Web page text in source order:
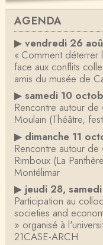
AGENDA
▶ vendredi 26
« Comment déterrer
face aux conflits
amis du musée de
▶ samedi 10
Rencontre autour de
Moulain (Théâtre,
▶ dimanche 11
Rencontre autour de
Rimboux (La
Montélimar
▶ jeudi 28,
Participation au
societies and
» organisé à
21CASE-ARCH